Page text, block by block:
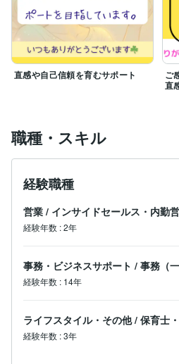
直感や自己信頼を育むサポート
ご
直
職種・スキル
経験職種
営業 / インサイドセールス・内勤
経験年数 :2年
事務・ビジネスサポート / 事務（
経験年数 : 14年
ライフスタイル・その他 / 保育士
経験年数 :3年